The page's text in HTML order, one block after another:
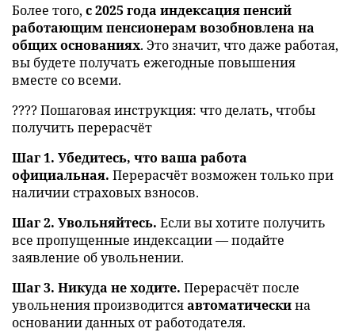
Более того, с 2025 года индексация пенсий
работающим пенсионерам возобновлена на
общих основаниях. Это значит, что даже работая,
вы будете получать ежегодные повышения
вместе со всеми.
???? Пошаговая инструкция: что делать, чтобы
получить перерасчёт
Шаг 1. Убедитесь, что ваша работа
официальная. Перерасчёт возможен только при
наличии страховых взносов.
Шаг 2. Увольняйтесь. Если вы хотите получить
все пропущенные индексации — подайте
заявление об увольнении.
Шаг 3. Никуда не ходите. Перерасчёт после
увольнения производитсяавтоматическина
основании данных от работодателя.